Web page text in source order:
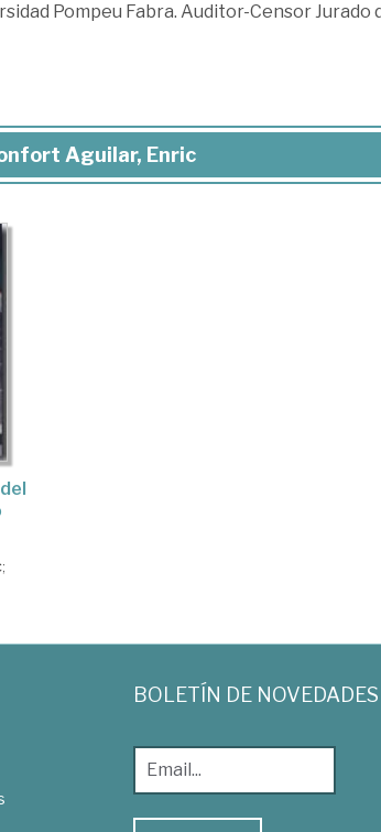
Pompeu Fabra. Auditor-Censor Jurado
Aguilar, Enric
;
BOLETÍN DE NOVEDADES